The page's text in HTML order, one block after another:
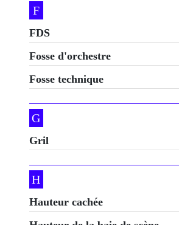
F
FDS
Fosse d'orchestre
Fosse technique
G
Gril
H
Hauteur cachée